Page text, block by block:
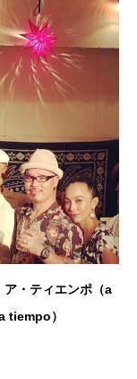
ア・ティエンポ（a
tiempo）